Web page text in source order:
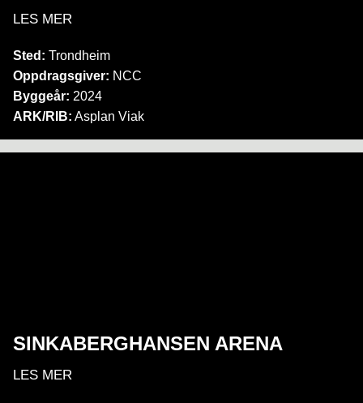
LES MER
Sted: Trondheim
Oppdragsgiver: NCC
Byggeår: 2024
ARK/RIB: Asplan Viak
SINKABERGHANSEN ARENA
LES MER